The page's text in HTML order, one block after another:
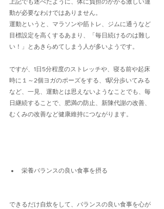
上記でも述べたように、体に負担のかかる激しい運
動が必要なわけではありません。
運動というと、マラソンや筋トレ、ジムに通うなど
目標設定を高くするあまり、「毎日続けるのは難し
い！」とあきらめてしまう人が多いようです。
ですが、1日5分程度のストレッチや、寝る前や起床
時に１～2個ヨガのポーズをする、1駅分歩いてみる
など、一見、運動とは思えないようなことでも、毎
日継続することで、肥満の防止、新陳代謝の改善、
むくみの改善など健康維持につながります。
栄養バランスの良い食事を摂る
できるだけ自炊をして、バランスの良い食事を心が